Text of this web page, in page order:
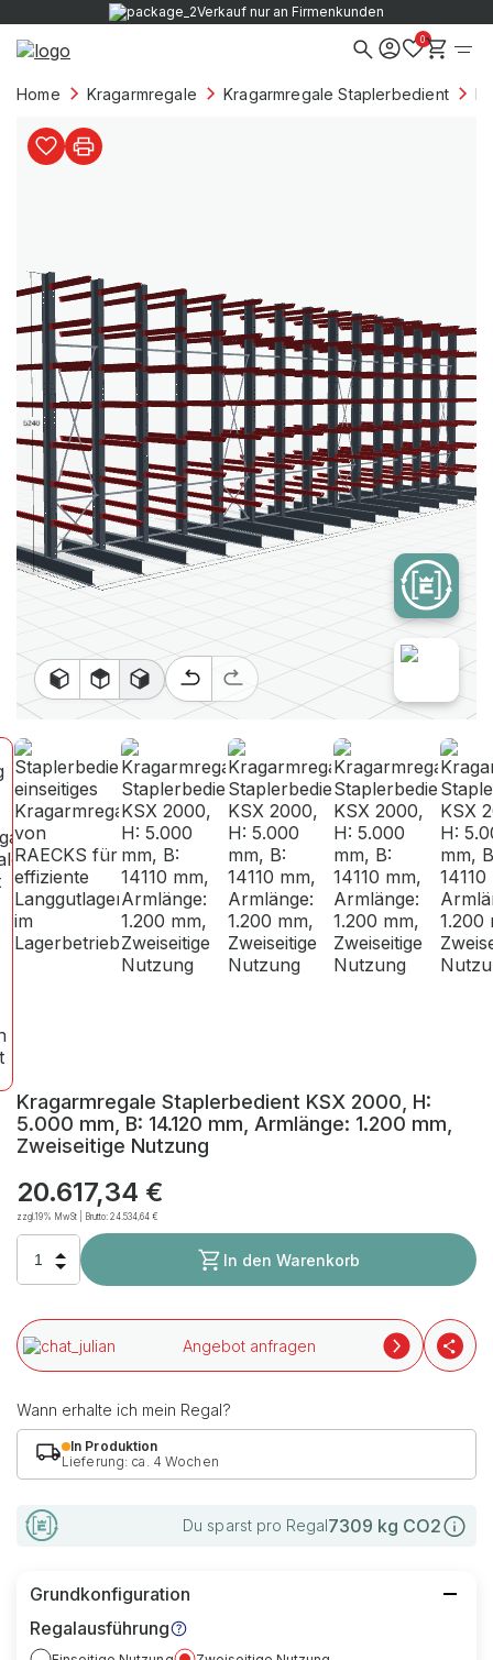
Verkauf nur an Firmenkunden
0
Home Kragarmregale Kragarmregale Staplerbedient
Kragarmregale Staplerbedient KSX 2000, H:
5.000 mm, B: 14.120 mm, Armlänge: 1.200 mm,
Zweiseitige Nutzung
20.617,34 €
zzgl.19% MwSt | Brutto:24.534,64 €
In den Warenkorb
Angebot anfragen
Wann erhalte ich mein Regal?
In Produktion
Lieferung: ca. 4 Wochen
Du sparst pro Regal7309 kg CO2
Grundkonfiguration
Regalausführung